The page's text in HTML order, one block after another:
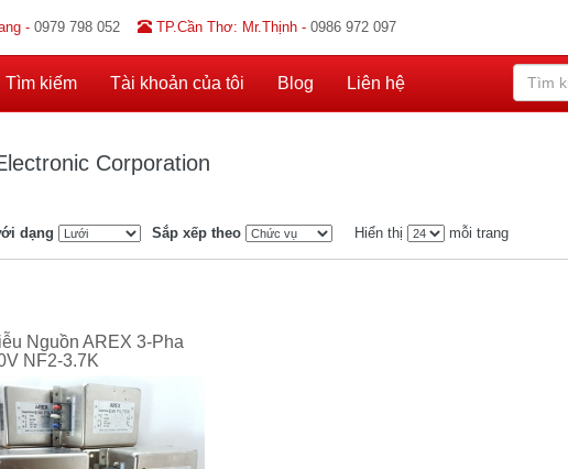
- 0979 798 052 TP.Cần Thơ: Mr.Thịnh - 0986 972 097
Tìm kiếm Tài khoản của tôi Blog Liên hệ
Corporation
dạng Sắp xếp theo Hiển thị mỗi trang
Nguồn AREX 3-Pha
NF2-3.7K